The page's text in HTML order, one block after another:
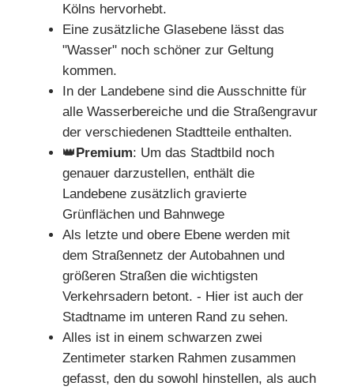
Kölns hervorhebt.
Eine zusätzliche Glasebene lässt das
"Wasser" noch schöner zur Geltung
kommen.
In der Landebene sind die Ausschnitte für
alle Wasserbereiche und die Straßengravur
der verschiedenen Stadtteile enthalten.
👑Premium: Um das Stadtbild noch
genauer darzustellen, enthält die
Landebene zusätzlich gravierte
Grünflächen und Bahnwege
Als letzte und obere Ebene werden mit
dem Straßennetz der Autobahnen und
größeren Straßen die wichtigsten
Verkehrsadern betont. - Hier ist auch der
Stadtname im unteren Rand zu sehen.
Alles ist in einem schwarzen zwei
Zentimeter starken Rahmen zusammen
gefasst, den du sowohl hinstellen, als auch